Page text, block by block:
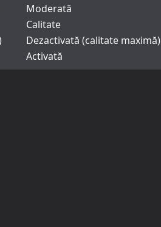
Moderată
Calitate
Dezactivată (calitate maximă)
Activată